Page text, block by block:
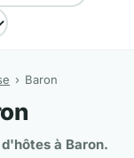
Baron
à Baron.